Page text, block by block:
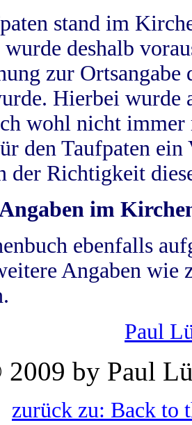
stand im
deshalb
zur
Hierbei wurde
wohl nicht
den Taufpaten
der Richtigkeit
im
ebenfalls
Angaben wie
Paul
by Paul
zurück zu: Back to